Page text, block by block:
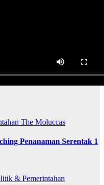
The Moluccas
Penanaman Serentak 1
& Pemerintahan